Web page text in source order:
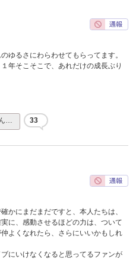
ゆるさにわらわせてもらってます。
年そこそこで、あれだけの成長ぶり
… 33
かにまだまだですと、本人たちは、
に、感動させるほどの力は、ついて
よくなれたら、さらにいいかもしれ
にいけなくなると思ってるファンが